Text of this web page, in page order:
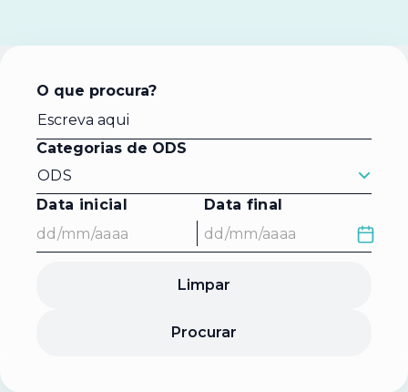
O que procura?
Categorias de ODS
ODS
Data inicial
Data final
Limpar
Procurar